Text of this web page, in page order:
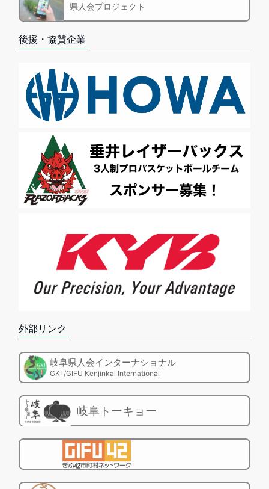
県人会プロジェクト
後援・協賛企業
外部リンク
岐阜県人会インターナショナル
GKI /GIFU Kenjinkai International
岐阜トーキョー